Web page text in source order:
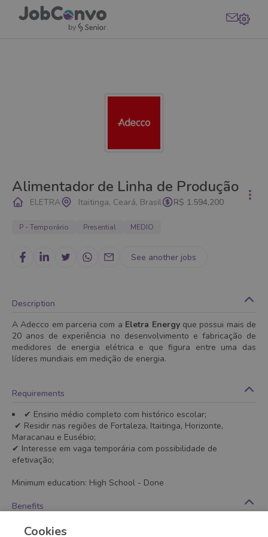
Alimentador de Linha de Produção
ELETRA Itaitinga, Ceará, Brasil R$ 1.594,200
P - Temporário Presential MEDIO
See another jobs
Description
A Adecco em parceria com a Eletra Energy que possui mais de
20 anos de experiência no desenvolvimento e fabricação de
medidores de energia elétrica e que figura entre uma das
líderes mundiais em medição de energia.
Requirements
✔ Ensino médio completo com histórico escolar;
✔ Residir nas regiões de Fortaleza, Itaitinga, Horizonte,
Maracanau e Eusébio;
✔ Interesse em vaga temporária com possibilidade de
efetivação;
Minimum education: High School - Done
Benefits
- Refeitório no local
Cookies